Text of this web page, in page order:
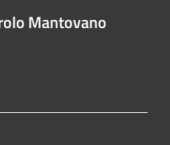
Mantovano